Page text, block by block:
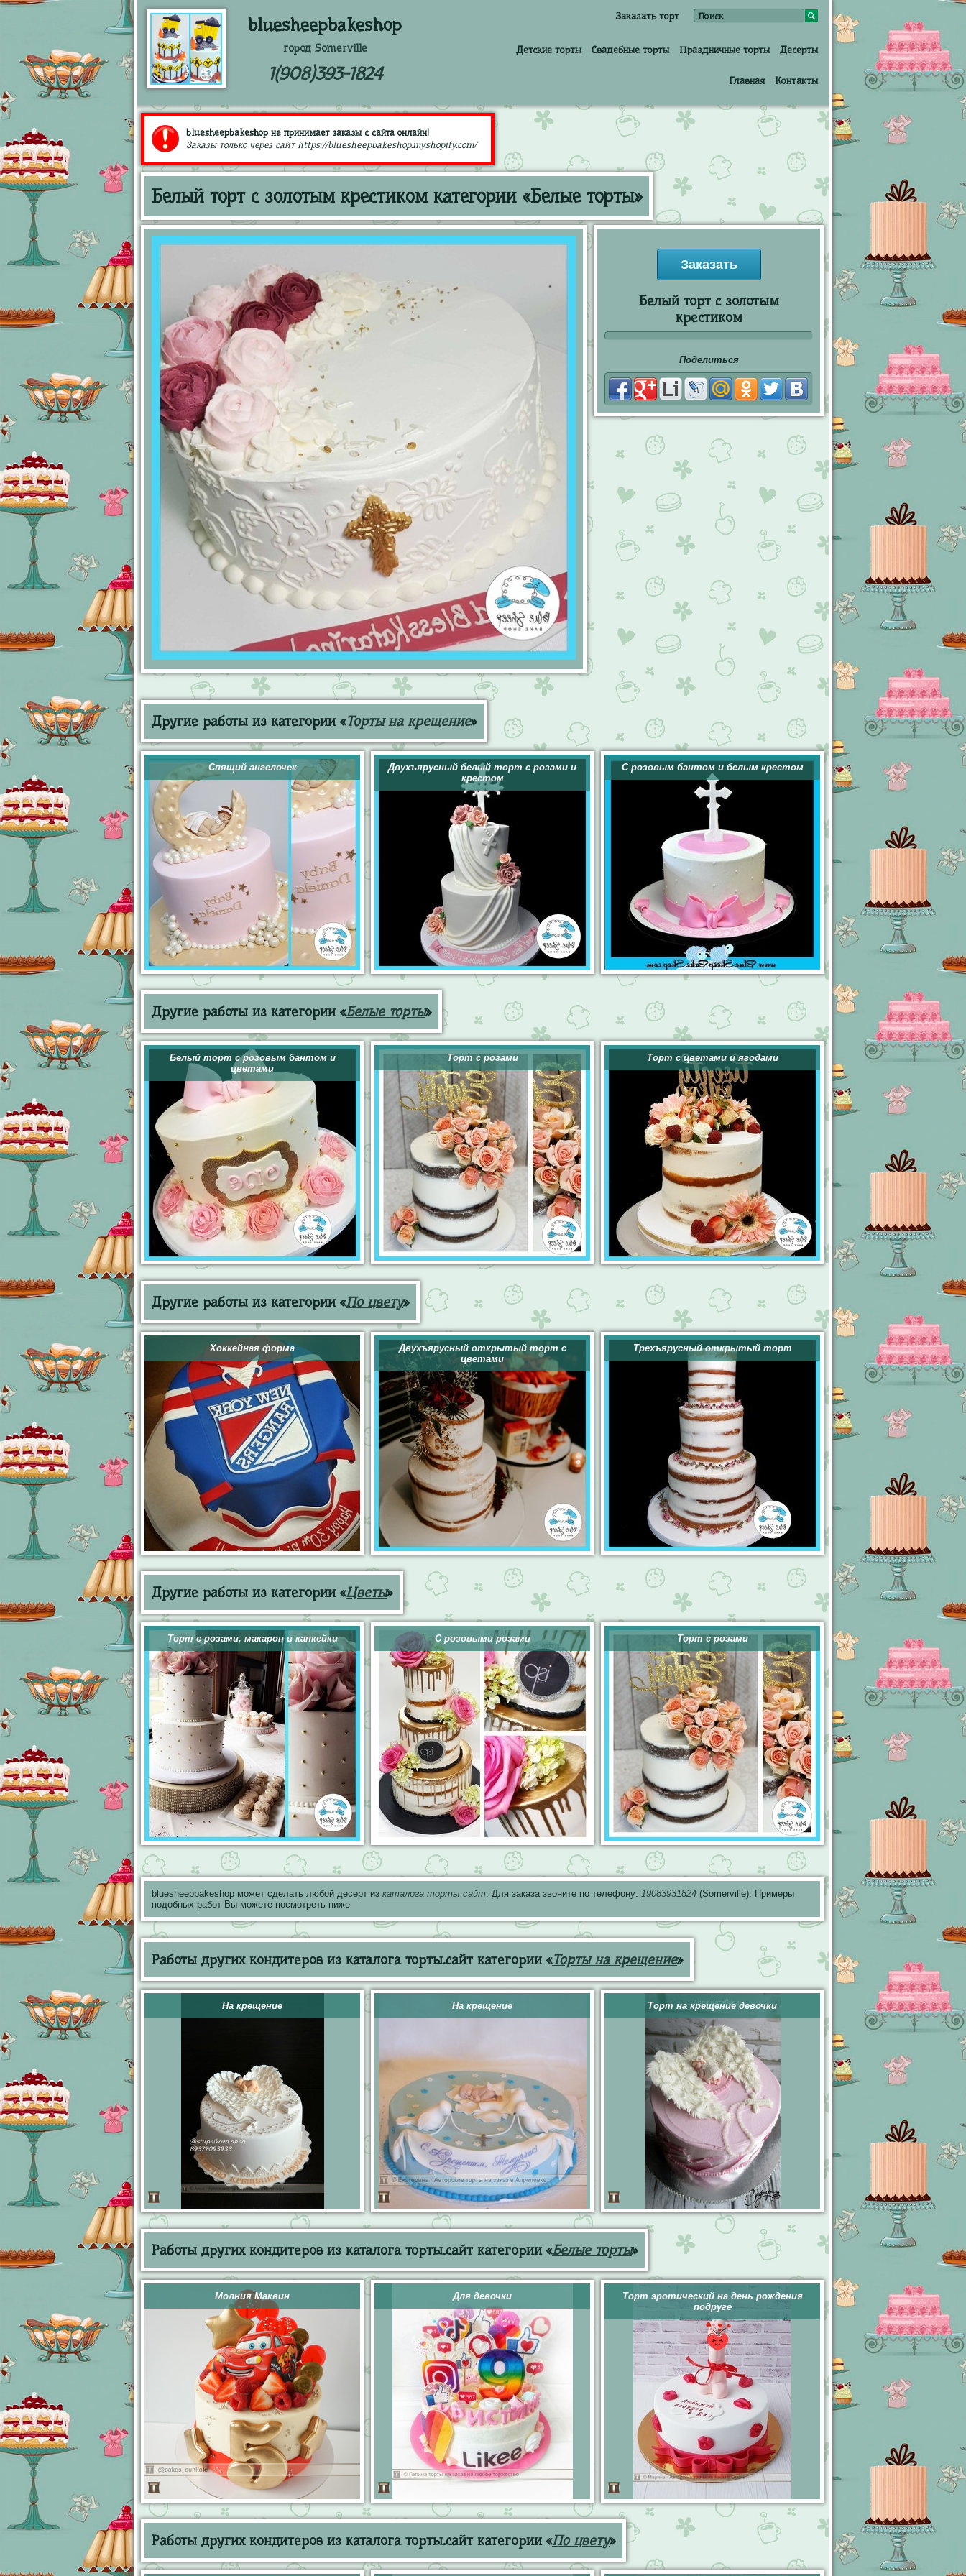
bluesheepbakeshop
город Somerville
1(908)393-1824
Заказать торт
Детские торты Свадебные торты Праздничные торты Десерты
Главная Контакты
bluesheepbakeshop не принимает заказы с сайта онлайн!
Заказы только через сайт https://bluesheepbakeshop.myshopify.com/
Белый торт с золотым крестиком категории «Белые торты»
Заказать
Белый торт с золотым
крестиком
Поделиться
Другие работы из категории «Торты на крещение»
Спящий ангелочек
Двухъярусный белый торт с розами и
крестом
С розовым бантом и белым крестом
Другие работы из категории «Белые торты»
Белый торт с розовым бантом и
цветами
Торт с розами Торт с цветами и ягодами
Другие работы из категории «По цвету»
Хоккейная форма
Двухъярусный открытый торт с
цветами
Трехъярусный открытый торт
Другие работы из категории «Цветы»
Торт с розами, макарон и капкейки С розовыми розами Торт с розами
bluesheepbakeshop может сделать любой десерт из каталога торты.сайт. Для заказа звоните по телефону: 19083931824 (Somerville). Примеры
подобных работ Вы можете посмотреть ниже
Работы других кондитеров из каталога торты.сайт категории «Торты на крещение»
На крещение На крещение Торт на крещение девочки
Работы других кондитеров из каталога торты.сайт категории «Белые торты»
Молния Маквин Для девочки
Торт эротический на день рождения
подруге
Работы других кондитеров из каталога торты.сайт категории «По цвету»